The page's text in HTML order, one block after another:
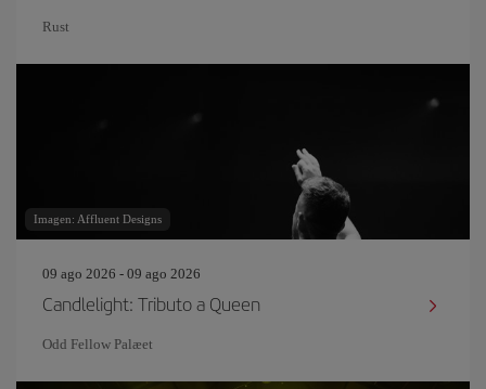
Rust
Imagen: Affluent Designs
09 ago 2026 - 09 ago 2026
Candlelight: Tributo a Queen
Odd Fellow Palæet